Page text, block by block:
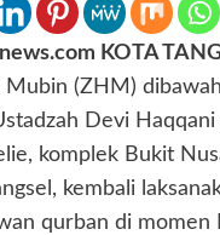
KOTA
Mubin (ZHM) dibawah
Devi Haqqani
komplek Bukit
kembali
qurban di momen